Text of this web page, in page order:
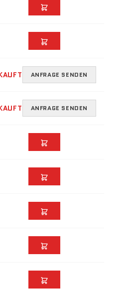
ANFRAGE SENDEN
ANFRAGE SENDEN